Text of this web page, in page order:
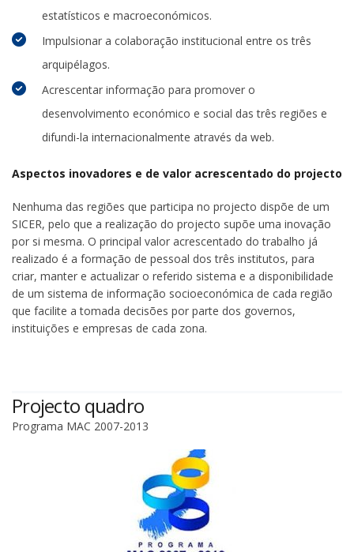
estatísticos e macroeconómicos.
Impulsionar a colaboração institucional entre os três
arquipélagos.
Acrescentar informação para promover o
desenvolvimento económico e social das três regiões e
difundi-la internacionalmente através da web.
Aspectos inovadores e de valor acrescentado do projecto
Nenhuma das regiões que participa no projecto dispõe de um
SICER, pelo que a realização do projecto supõe uma inovação
por si mesma. O principal valor acrescentado do trabalho já
realizado é a formação de pessoal dos três institutos, para
criar, manter e actualizar o referido sistema e a disponibilidade
de um sistema de informação socioeconómica de cada região
que facilite a tomada decisões por parte dos governos,
instituições e empresas de cada zona.
Projecto quadro
Programa MAC 2007-2013